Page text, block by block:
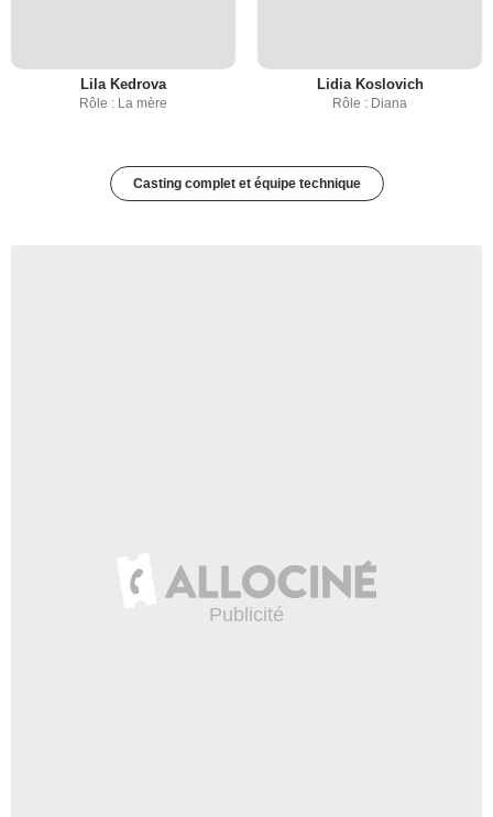
Lila Kedrova
Rôle : La mère
Lidia Koslovich
Rôle : Diana
Casting complet et équipe technique